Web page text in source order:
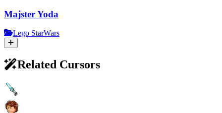
Majster Yoda
Lego StarWars
Related Cursors